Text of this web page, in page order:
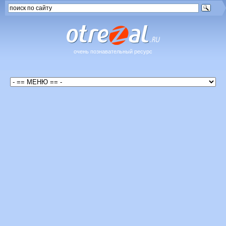
очень познавательный ресурс